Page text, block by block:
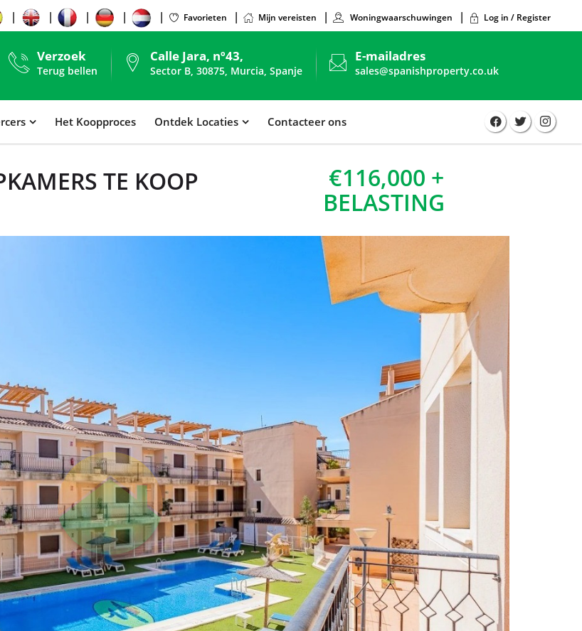
Favorieten Mijn vereisten Woningwaarschuwingen Log in / Register
Verzoek
Terug bellen
Calle Jara, nº43,
Sector B, 30875, Murcia, Spanje
E-mailadres
sales@spanishproperty.co.uk
Het Koopproces Ontdek Locaties Contacteer ons
TE KOOP
€116,000 +
BELASTING